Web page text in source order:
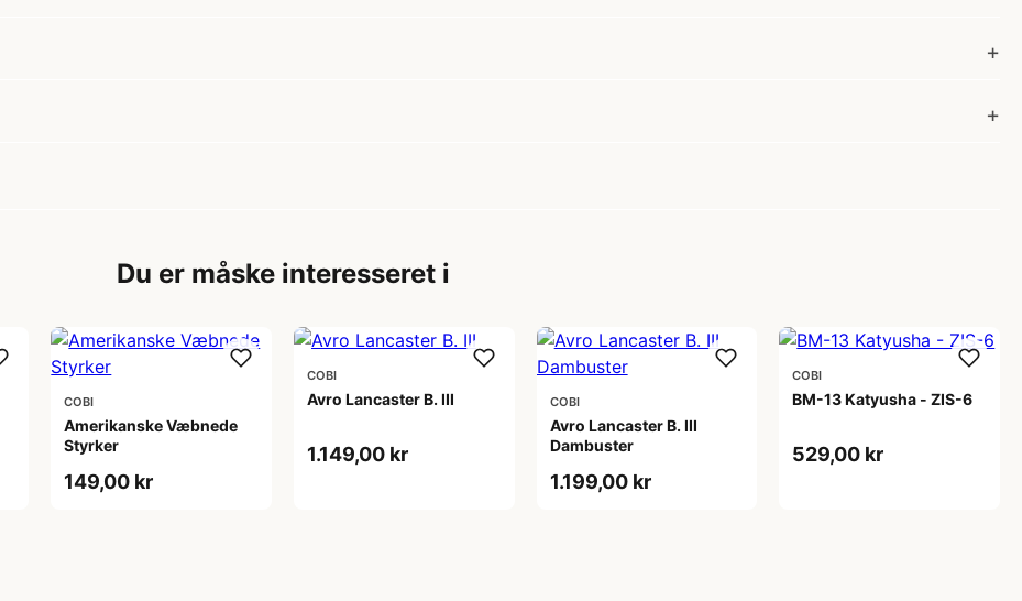
Du er måske interesseret i
COBI
Amerikanske Væbnede
Styrker
149,00 kr
COBI
Avro Lancaster B. III
1.149,00 kr
COBI
Avro Lancaster B. III
Dambuster
1.199,00 kr
COBI
BM-13 Katyusha - ZIS-6
529,00 kr